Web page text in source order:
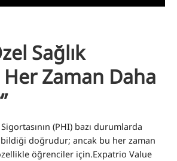
Sağlık
Her Zaman Daha
Sigortasının (PHI) bazı durumlarda
doğrudur; ancak bu her zaman
öğrenciler için.Expatrio Value